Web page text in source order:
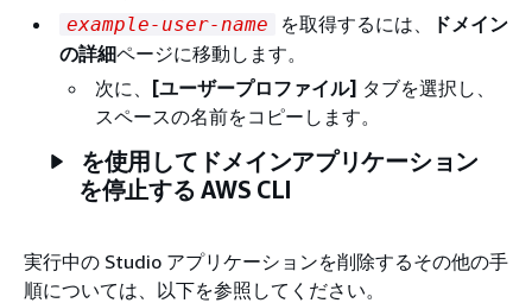
example-user-name を取得するには、
ドメイン
の詳細ページに移動します。
次に、 [ユーザープロファイル] タブを選択し、
スペースの名前をコピーします。
を使用してドメインアプリケーション
を停止する AWS CLI
実行中の Studio アプリケーションを削除するその他の手
順については、以下を参照してください。